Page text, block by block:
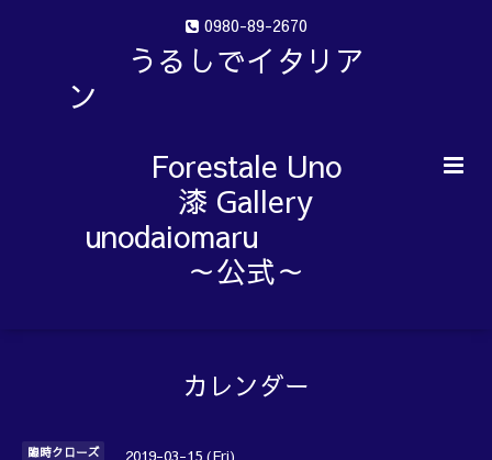
0980-89-2670
うるしでイタリア
ン
Forestale Uno
漆 Gallery
unodaiomaru
～公式～
カレンダー
臨時クローズ 2019-03-15 (Fri)